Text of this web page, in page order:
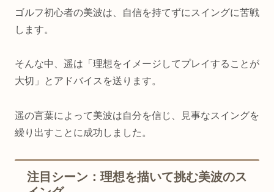
ゴルフ初心者の美波は、自信を持てずにスイングに苦戦
します。
そんな中、遥は「理想をイメージしてプレイすることが
大切」とアドバイスを送ります。
遥の言葉によって美波は自分を信じ、見事なスイングを
繰り出すことに成功しました。
注目シーン：理想を描いて挑む美波のス